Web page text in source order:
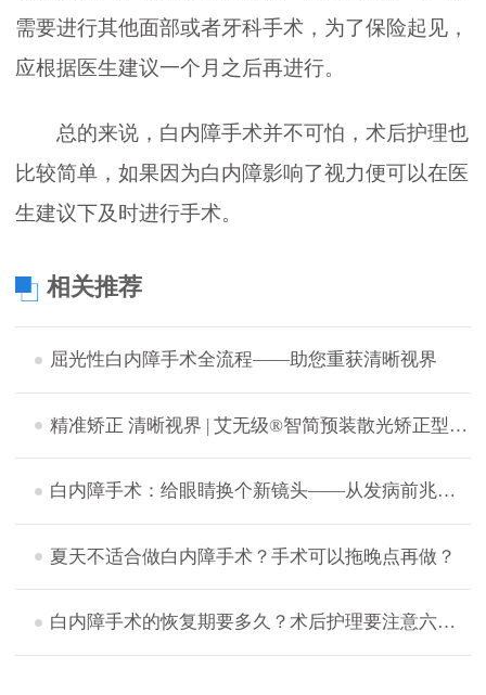
需要进行其他面部或者牙科手术，为了保险起见，
应根据医生建议一个月之后再进行。
总的来说，白内障手术并不可怕，术后护理也
比较简单，如果因为白内障影响了视力便可以在医
生建议下及时进行手术。
相关推荐
屈光性白内障手术全流程——助您重获清晰视界
精准矫正 清晰视界 | 艾无级®智简预装散光矫正型人工晶体助力复杂眼病治疗
白内障手术：给眼睛换个新镜头——从发病前兆到术后保养全攻略！
夏天不适合做白内障手术？手术可以拖晚点再做？
白内障手术的恢复期要多久？术后护理要注意六点！